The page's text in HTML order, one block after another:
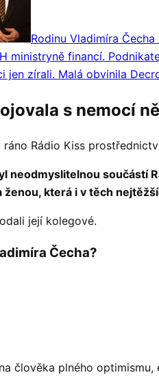
Rodinu Vladimíra
ministryně financí.
jen zírali. Malá obvinila
s nemocí
Rádio Kiss
neodmyslitelnou součástí
která i v těch
její kolegové.
Čecha?
člověka plného